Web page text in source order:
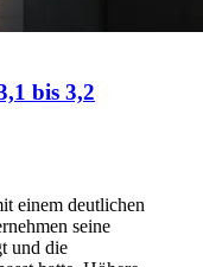
bis 3,2
einem deutlichen
seine
und die